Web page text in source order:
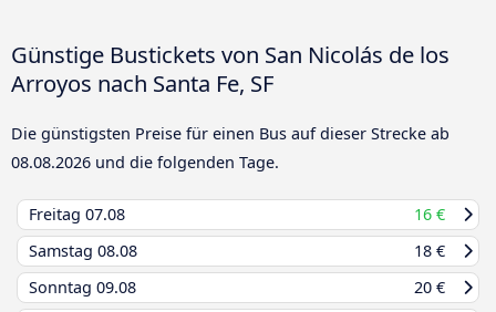
Günstige Bustickets von San Nicolás de los
Arroyos nach Santa Fe, SF
Die günstigsten Preise für einen Bus auf dieser Strecke ab
08.08.2026 und die folgenden Tage.
Freitag 07.08
16 €
Samstag 08.08
18 €
Sonntag 09.08
20 €